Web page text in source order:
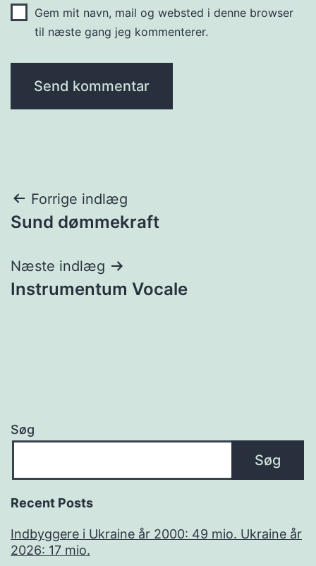
Gem mit navn, mail og websted i denne browser
til næste gang jeg kommenterer.
Indlægsnavigation
Forrige indlæg
Sund dømmekraft
Næste indlæg
Instrumentum Vocale
Søg
Søg
Recent Posts
Indbyggere i Ukraine år 2000: 49 mio. Ukraine år
2026: 17 mio.